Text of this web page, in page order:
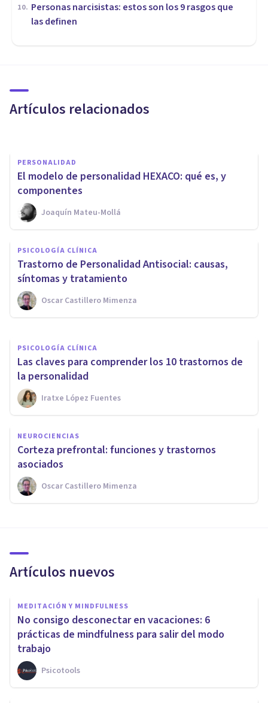
10. Personas narcisistas: estos son los 9 rasgos que
las definen
Artículos relacionados
la personalidad
PERSONALIDAD
El modelo de personalidad HEXACO: qué es, y
componentes
Joaquín Mateu-Mollá
PSICOLOGÍA CLÍNICA
Trastorno de Personalidad Antisocial: causas,
síntomas y tratamiento
Oscar Castillero Mimenza
Terapia de valoración
cognitiva de Wessler
Laura Ruiz Mitjana
PSICOLOGÍA CLÍNICA
Las claves para comprender los 10 trastornos de
la personalidad
Iratxe López Fuentes
NEUROCIENCIAS
Corteza prefrontal: funciones y trastornos
asociados
Oscar Castillero Mimenza
Artículos nuevos
MEDITACIÓN Y MINDFULNESS
No consigo desconectar en vacaciones: 6
prácticas de mindfulness para salir del modo
trabajo
Psicotools